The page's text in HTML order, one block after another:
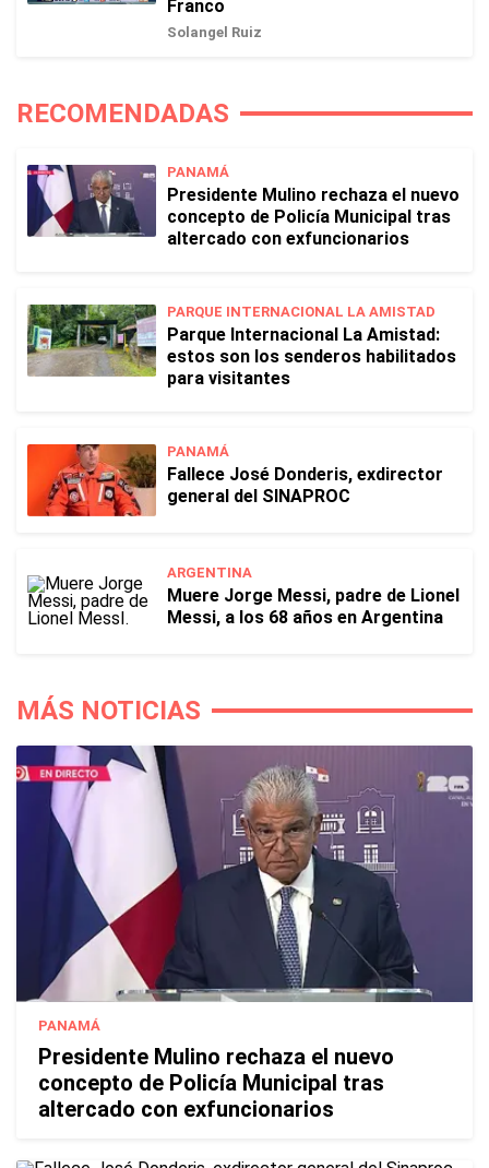
Franco
Solangel Ruiz
RECOMENDADAS
PANAMÁ
Presidente Mulino rechaza el nuevo
concepto de Policía Municipal tras
altercado con exfuncionarios
PARQUE INTERNACIONAL LA AMISTAD
Parque Internacional La Amistad:
estos son los senderos habilitados
para visitantes
PANAMÁ
Fallece José Donderis, exdirector
general del SINAPROC
ARGENTINA
Muere Jorge Messi, padre de Lionel
Messi, a los 68 años en Argentina
MÁS NOTICIAS
PANAMÁ
Presidente Mulino rechaza el nuevo
concepto de Policía Municipal tras
altercado con exfuncionarios